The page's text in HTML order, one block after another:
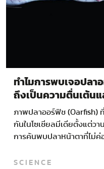
ทำไมการพบเจอปลา
ถึงเป็นความตื่นเต้น
ภาพปลาออร์ฟิช (Oarfish)
กันในโซเชียลมีเดียตั้งแต่ว
การค้นพบปลาหน้าตาที่ไม่ค่
SCIENCE